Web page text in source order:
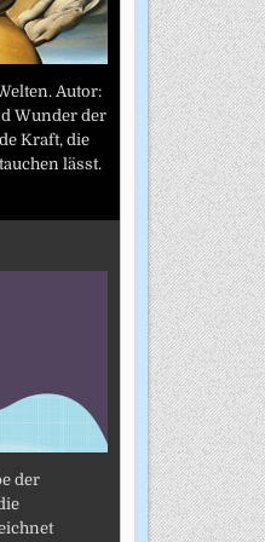
Autor:
Wunder der
Kraft, die
lässt.
der